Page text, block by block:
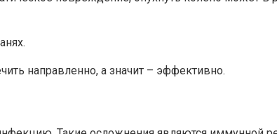
направленно, а значит – эффективно.